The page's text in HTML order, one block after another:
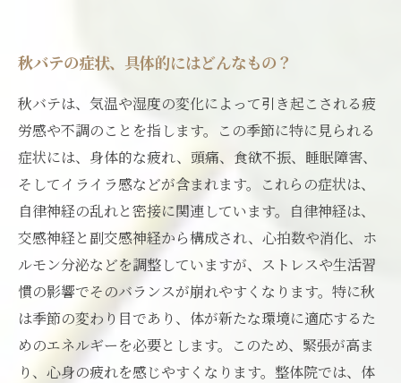
秋バテの症状、具体的にはどんなもの？
秋バテは、気温や湿度の変化によって引き起こされる疲
労感や不調のことを指します。この季節に特に見られる
症状には、身体的な疲れ、頭痛、食欲不振、睡眠障害、
そしてイライラ感などが含まれます。これらの症状は、
自律神経の乱れと密接に関連しています。自律神経は、
交感神経と副交感神経から構成され、心拍数や消化、ホ
ルモン分泌などを調整していますが、ストレスや生活習
慣の影響でそのバランスが崩れやすくなります。特に秋
は季節の変わり目であり、体が新たな環境に適応するた
めのエネルギーを必要とします。このため、緊張が高ま
り、心身の疲れを感じやすくなります。整体院では、体